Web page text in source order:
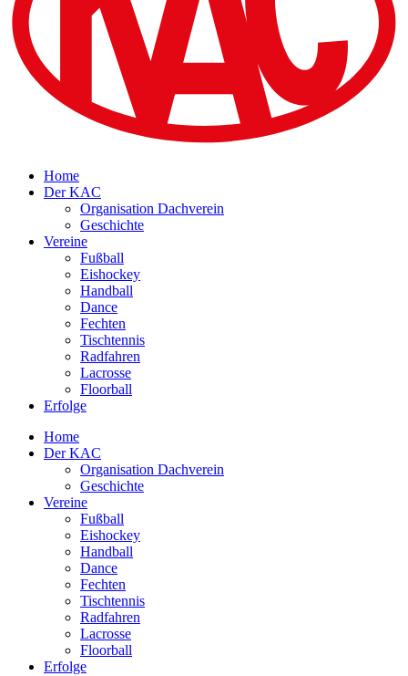
Home
Der KAC
Organisation Dachverein
Geschichte
Vereine
Fußball
Eishockey
Handball
Dance
Fechten
Tischtennis
Radfahren
Lacrosse
Floorball
Erfolge
Home
Der KAC
Organisation Dachverein
Geschichte
Vereine
Fußball
Eishockey
Handball
Dance
Fechten
Tischtennis
Radfahren
Lacrosse
Floorball
Erfolge